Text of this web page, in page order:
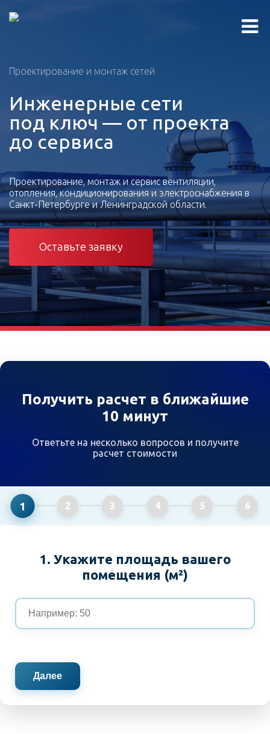
Проектирование и монтаж сетей
Инженерные сети
под ключ — от проекта
до сервиса
Проектирование, монтаж и сервис вентиляции,
отопления, кондиционирования и электроснабжения в
Санкт-Петербурге и Ленинградской области.
Оставьте заявку
Получить расчет в ближайшие
10 минут
Ответьте на несколько вопросов и получите
расчет стоимости
1 2 3 4 5 6
1. Укажите площадь вашего
помещения (м²)
Далее